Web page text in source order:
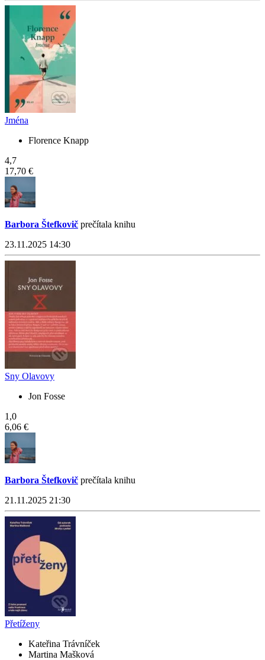
Jména
Florence Knapp
4,7
17,70 €
Barbora Štefkovič prečítala knihu
23.11.2025 14:30
Sny Olavovy
Jon Fosse
1,0
6,06 €
Barbora Štefkovič prečítala knihu
21.11.2025 21:30
Přetíženy
Kateřina Trávníček
Martina Mašková